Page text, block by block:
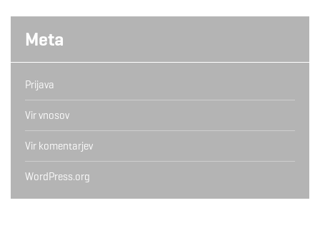
Meta
Prijava
Vir vnosov
Vir komentarjev
WordPress.org